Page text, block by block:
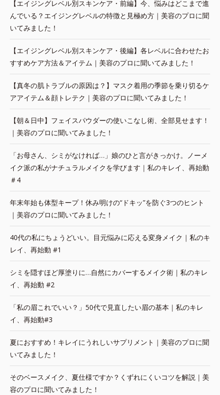
【エイジングレベル別スキンケア・前編】今、悩みはどこまで進
んでいる？エイジングレベルの特徴と見極め方｜美容のプロに聞
いてみました！
【エイジングレベル別スキンケア・後編】各レベルに合わせたお
すすめケア方法＆アイテム｜美容のプロに聞いてみました！
【真冬の肌トラブルの原因は？】マスク着用の季節を乗り切るケ
アアイテム＆顔トレテク｜美容のプロに聞いてみました！
【朝＆日中】フェイスパウダーの使いこなし術、全部見せます！
｜美容のプロに聞いてみました！
「お母さん、シミがなければ…」娘のひと言がきっかけ。ノーメ
イク派の私がナチュラルメイクを学びます｜私のキレイ、再始動
＃4
年末年始も体型キープ！休み明けの“ドキッ”を防ぐ3つのヒント
｜美容のプロに聞いてみました！
40代の私にちょうどいい。目元悩みに応える変身メイク｜私のキ
レイ、再始動 #1
シミを隠すほど厚塗りに…自然にカバーするメイク術｜私のキレ
イ、再始動 #2
「私の眉これでいい？」50代で見直したい眉の基本｜私のキレ
イ、再始動#3
夏におすすめ！キレイにうれしいサプリメント｜美容のプロに聞
いてみました！
そのベースメイク、夏仕様ですか？くずれにくいコツを解説｜美
容のプロに聞いてみました！